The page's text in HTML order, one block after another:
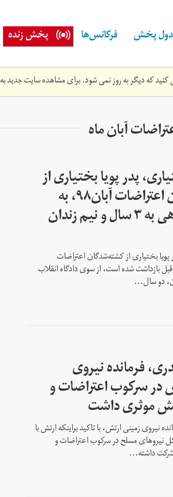
پخش فرکانس‌ها پخش زنده
که دیگر به روز نمی شود. برای مشاهده سایت جدید به
آبان ماه
پدر پویا بختیاری از
کشته‌شدگان اعتراضات آبان۹۸، به
جرم دادخواهی به ۳ سال و نیم زندان
بختیاری از کشته‌شدگان اعتراضات
که از ۷۵ روز قبل بازداشت شده است، از سوی دادگاه انقلاب
دو سال...
فرمانده نیروی
در سرکوب اعتراضات و
موثری داشت
نیروی زمینی ارتش، با تاکید براینکه ارتش با
نیروهای مسلح در سرکوب اعتراضات و
داشته...